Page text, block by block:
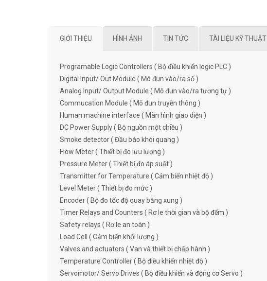
GIỚI THIỆU HÌNH ẢNH TIN TỨC TÀI LIỆU KỸ THUẬT
Programable Logic Controllers ( Bộ điều khiển logic PLC )
Digital Input/ Out Module ( Mô đun vào/ra số )
Analog Input/ Output Module ( Mô đun vào/ra tương tự )
Commucation Module ( Mô đun truyền thông )
Human machine interface ( Màn hình giao diện )
DC Power Supply ( Bộ nguồn một chiều )
Smoke detector ( Đầu báo khói quang )
Flow Meter ( Thiết bị đo lưu lượng )
Pressure Meter ( Thiết bị đo áp suất )
Transmitter for Temperature ( Cảm biến nhiệt độ )
Level Meter ( Thiết bị đo mức )
Encoder ( Bộ đo tốc độ quay bằng xung )
Timer Relays and Counters ( Rơ le thời gian và bộ đếm )
Safety relays ( Rơ le an toàn )
Load Cell ( Cảm biến khối lượng )
Valves and actuators ( Van và thiết bị chấp hành )
Temperature Controller ( Bộ điều khiển nhiệt độ )
Servomotor/ Servo Drives ( Bộ điều khiển và động cơ Servo )